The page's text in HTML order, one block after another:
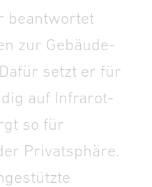
beantwortet
zur Gebäude-
setzt er für
auf Infrarot-
so für
Privatsphäre.